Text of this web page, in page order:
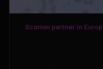
Scorion partner in